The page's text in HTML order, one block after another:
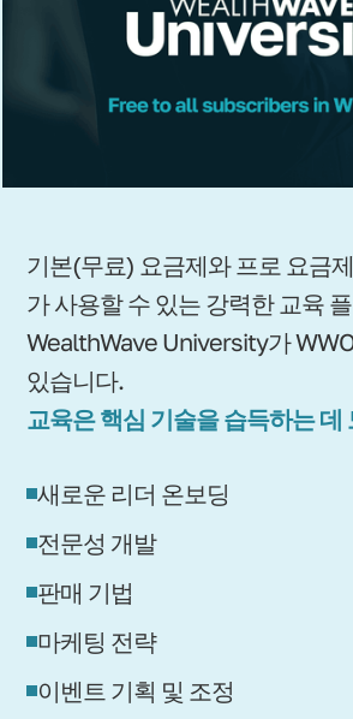
기본(무료) 요금제와 프로 요금
가 사용할 수 있는 강력한 교육
WealthWave University가
있습니다.
교육은 핵심 기술을 습득하는 데
새로운 리더 온보딩
전문성 개발
판매 기법
마케팅 전략
이벤트 기획 및 조정